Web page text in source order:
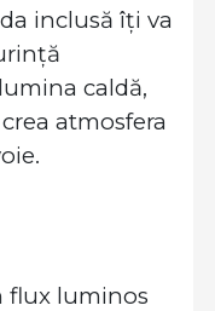
inclusă îți va
caldă,
atmosfera
flux luminos